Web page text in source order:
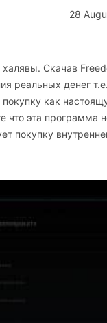
28
Скачав
реальных денег
как
эта программа
покупку